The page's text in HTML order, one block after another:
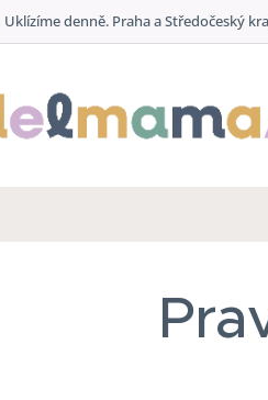
Uklízíme denně. Praha a Středočeský